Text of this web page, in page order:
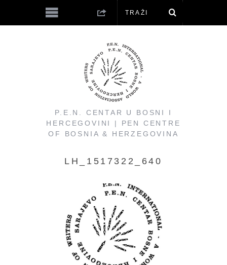
P.E.N. CENTAR U BOSNI I
HERCEGOVINI | PEN CENTRE
OF BOSNIA & HERZEGOVINA
LH_1517322_640